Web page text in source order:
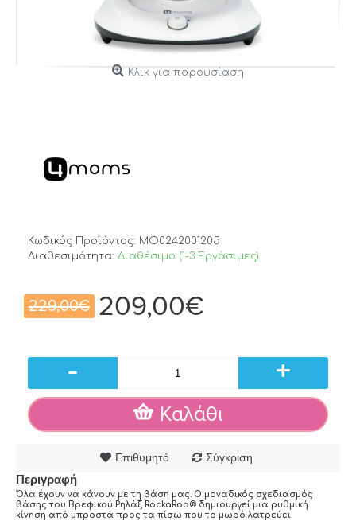
Κλικ για παρουσίαση
Κωδικός Προϊόντος: MO0242001205
Διαθεσιμότητα: Διαθέσιμο (1-3 Εργάσιμες)
229,00€ 209,00€
- +
Καλάθι
Επιθυμητό Σύγκριση
Περιγραφή
Όλα έχουν να κάνουν με τη βάση μας. Ο μοναδικός σχεδιασμός
βάσης του Βρεφικού Ρηλάξ RockaRoo® δημιουργεί μια ρυθμική
κίνηση από μπροστά προς τα πίσω που το μωρό λατρεύει.